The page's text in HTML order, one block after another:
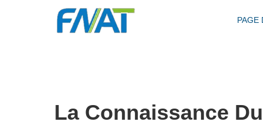
PAGE
La Connaissance